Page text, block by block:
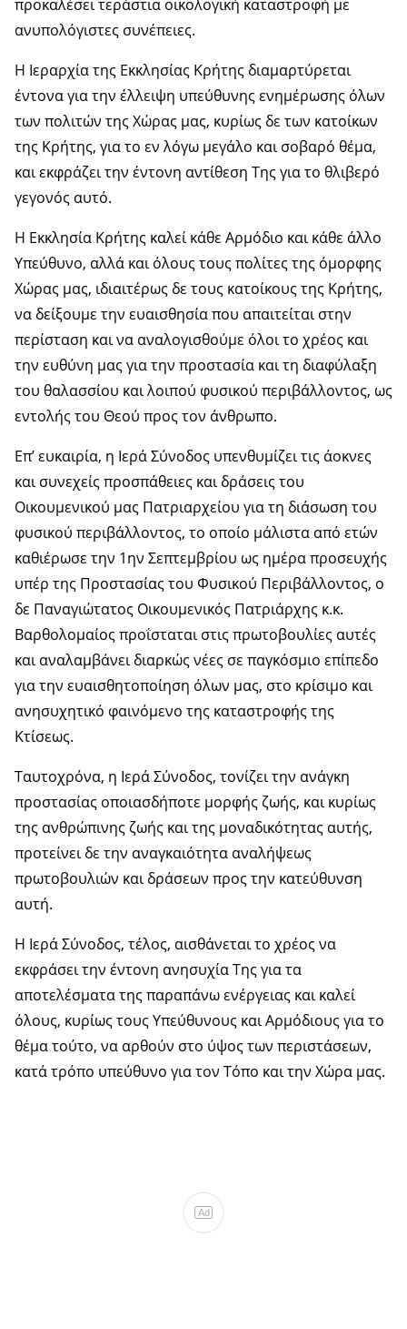
προκαλέσει τεράστια οικολογική καταστροφή με
ανυπολόγιστες συνέπειες.
Η Ιεραρχία της Εκκλησίας Κρήτης διαμαρτύρεται
έντονα για την έλλειψη υπεύθυνης ενημέρωσης όλων
των πολιτών της Χώρας μας, κυρίως δε των κατοίκων
της Κρήτης, για το εν λόγω μεγάλο και σοβαρό θέμα,
και εκφράζει την έντονη αντίθεση Της για το θλιβερό
γεγονός αυτό.
Η Εκκλησία Κρήτης καλεί κάθε Αρμόδιο και κάθε άλλο
Υπεύθυνο, αλλά και όλους τους πολίτες της όμορφης
Χώρας μας, ιδιαιτέρως δε τους κατοίκους της Κρήτης,
να δείξουμε την ευαισθησία που απαιτείται στην
περίσταση και να αναλογισθούμε όλοι το χρέος και
την ευθύνη μας για την προστασία και τη διαφύλαξη
του θαλασσίου και λοιπού φυσικού περιβάλλοντος, ως
εντολής του Θεού προς τον άνθρωπο.
Επ’ ευκαιρία, η Ιερά Σύνοδος υπενθυμίζει τις άοκνες
και συνεχείς προσπάθειες και δράσεις του
Οικουμενικού μας Πατριαρχείου για τη διάσωση του
φυσικού περιβάλλοντος, το οποίο μάλιστα από ετών
καθιέρωσε την 1ην Σεπτεμβρίου ως ημέρα προσευχής
υπέρ της Προστασίας του Φυσικού Περιβάλλοντος, ο
δε Παναγιώτατος Οικουμενικός Πατριάρχης κ.κ.
Βαρθολομαίος προΐσταται στις πρωτοβουλίες αυτές
και αναλαμβάνει διαρκώς νέες σε παγκόσμιο επίπεδο
για την ευαισθητοποίηση όλων μας, στο κρίσιμο και
ανησυχητικό φαινόμενο της καταστροφής της
Κτίσεως.
Ταυτοχρόνα, η Ιερά Σύνοδος, τονίζει την ανάγκη
προστασίας οποιασδήποτε μορφής ζωής, και κυρίως
της ανθρώπινης ζωής και της μοναδικότητας αυτής,
προτείνει δε την αναγκαιότητα αναλήψεως
πρωτοβουλιών και δράσεων προς την κατεύθυνση
αυτή.
Η Ιερά Σύνοδος, τέλος, αισθάνεται το χρέος να
εκφράσει την έντονη ανησυχία Της για τα
αποτελέσματα της παραπάνω ενέργειας και καλεί
όλους, κυρίως τους Υπεύθυνους και Αρμόδιους για το
θέμα τούτο, να αρθούν στο ύψος των περιστάσεων,
κατά τρόπο υπεύθυνο για τον Τόπο και την Χώρα μας.
Ad